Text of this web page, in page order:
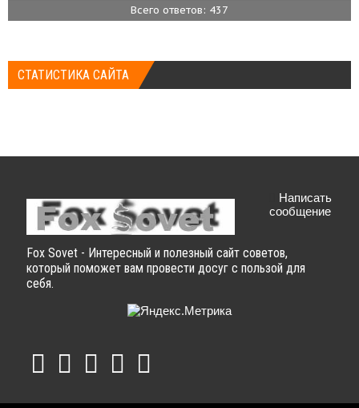
Всего ответов: 437
СТАТИСТИКА САЙТА
Fox Sovet - Интересный и полезный сайт советов,
который поможет вам провести досуг с пользой для
себя.
Написать
сообщение